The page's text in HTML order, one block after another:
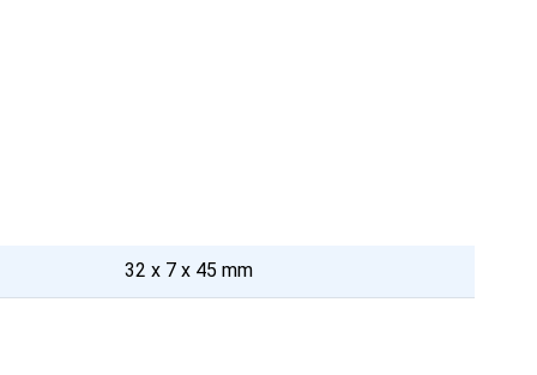
32 x 7 x 45 mm